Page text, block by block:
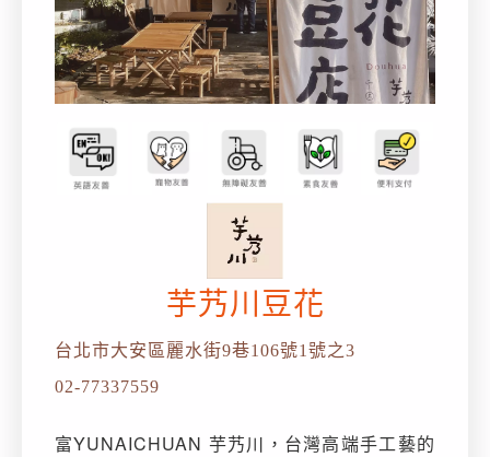
芋艿川豆花
台北市大安區麗水街9巷106號1號之3
02-77337559
富YUNAICHUAN 芋艿川，台灣高端手工藝的